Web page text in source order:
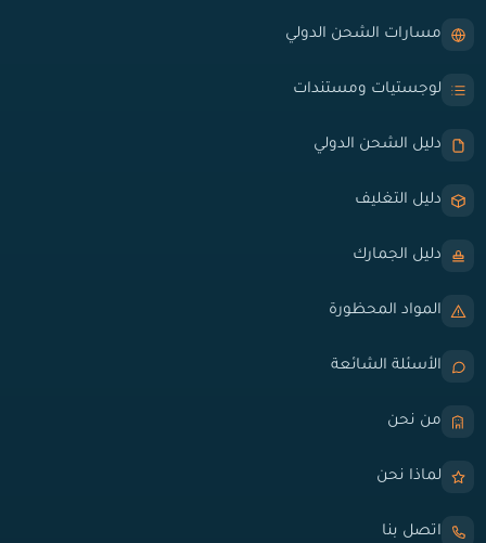
مسارات الشحن الدولي
لوجستيات ومستندات
دليل الشحن الدولي
دليل التغليف
دليل الجمارك
المواد المحظورة
الأسئلة الشائعة
من نحن
لماذا نحن
اتصل بنا